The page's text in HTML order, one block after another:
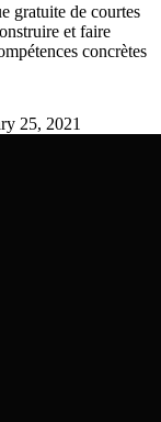
gratuite de courtes
et faire
concrètes
25, 2021